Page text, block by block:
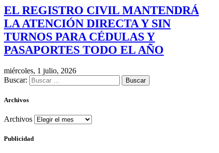
EL REGISTRO CIVIL MANTENDRÁ
LA ATENCIÓN DIRECTA Y SIN
TURNOS PARA CÉDULAS Y
PASAPORTES TODO EL AÑO
miércoles, 1 julio, 2026
Buscar:
Archivos
Archivos
Publicidad